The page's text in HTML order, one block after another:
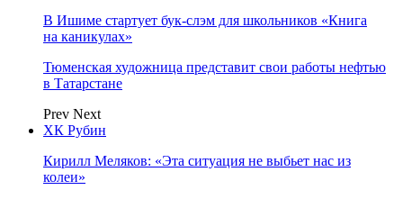
В Ишиме стартует бук-слэм для школьников «Книга
на каникулах»
Тюменская художница представит свои работы нефтью
в Татарстане
Prev Next
ХК Рубин
Кирилл Меляков: «Эта ситуация не выбьет нас из
колеи»